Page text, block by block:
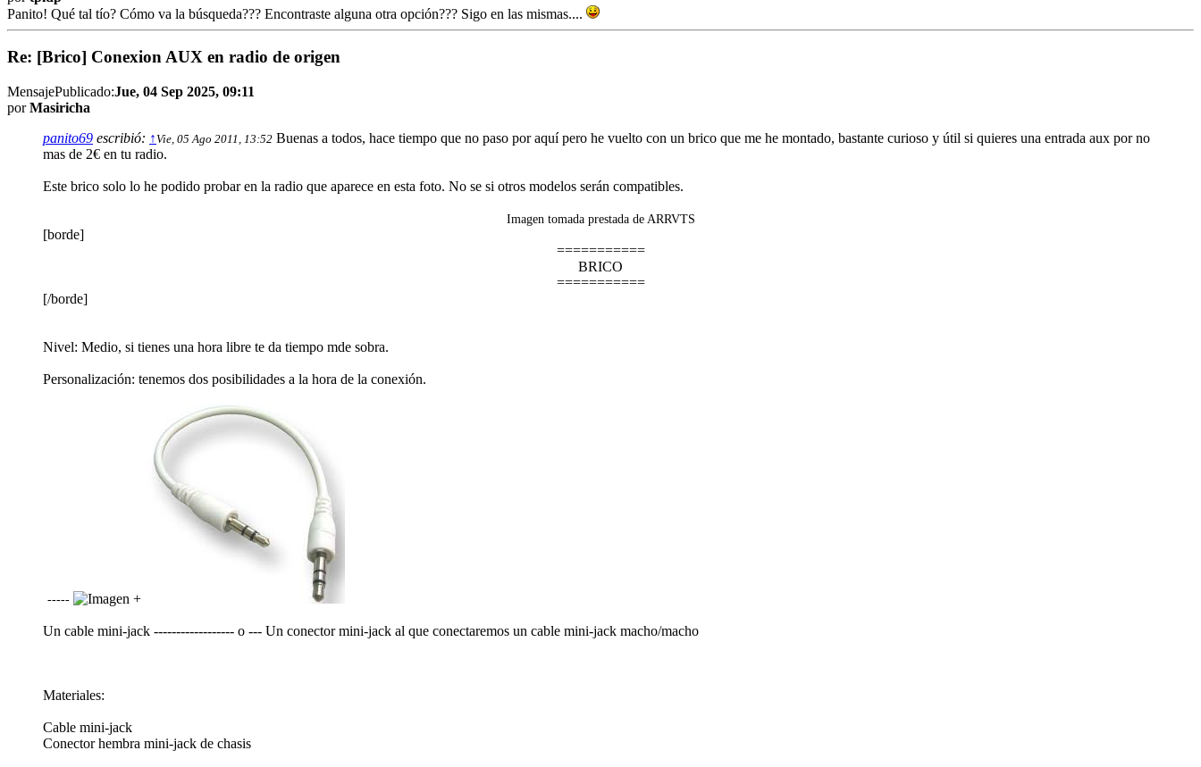
Panito! Qué tal tío? Cómo va la búsqueda??? Encontraste alguna otra opción??? Sigo en las mismas....
Re: [Brico] Conexion AUX en radio de origen
MensajePublicado:Jue, 04 Sep 2025, 09:11
porMasiricha
panito69 escribió: ↑Vie, 05 Ago 2011, 13:52 Buenas a todos, hace tiempo que no paso por aquí pero he vuelto con un brico que me he montado, bastante curioso y útil si quieres una entrada aux por no
mas de 2€ en tu radio.
Este brico solo lo he podido probar en la radio que aparece en esta foto. No se si otros modelos serán compatibles.
Imagen tomada prestada de ARRVTS
[borde]
===========
BRICO
===========
[/borde]
Nivel: Medio, si tienes una hora libre te da tiempo mde sobra.
Personalización: tenemos dos posibilidades a la hora de la conexión.
----- +
Un cable mini-jack ------------------ o --- Un conector mini-jack al que conectaremos un cable mini-jack macho/macho
Materiales:
Cable mini-jack
Conector hembra mini-jack de chasis